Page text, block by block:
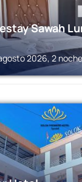
Sawah
2026, 2